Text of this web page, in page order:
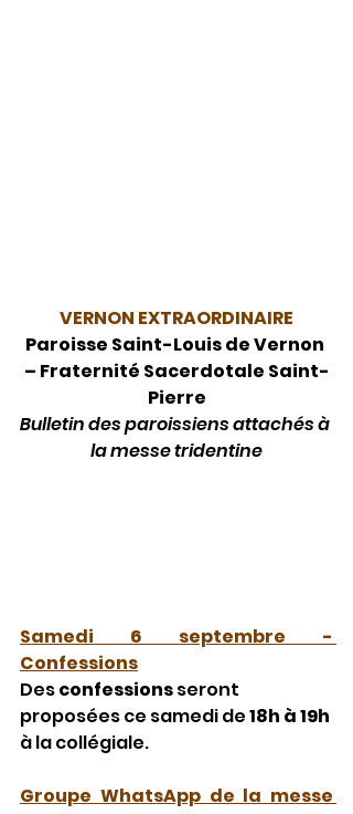
VERNON EXTRAORDINAIRE
Paroisse Saint-Louis de Vernon
– Fraternité Sacerdotale Saint-
Pierre
Bulletin des paroissiens attachés à
la messe tridentine
Samedi 6 septembre -
Confessions
Des confessions seront
proposées ce samedi de 18h à 19h
à la collégiale.
Groupe WhatsApp de la messe